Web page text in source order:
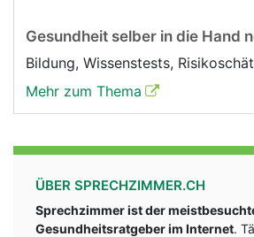
Gesundheit selber in die Hand
Bildung, Wissenstests,
Mehr zum Thema
ÜBER SPRECHZIMMER.CH
Sprechzimmer ist der
Gesundheitsratgeber im Internet.